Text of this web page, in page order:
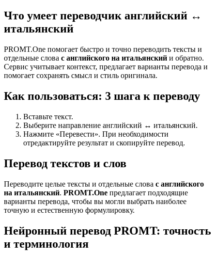
Что умеет переводчик английский ↔
итальянский
PROMT.One помогает быстро и точно переводить тексты и
отдельные слова с английского на итальянский и обратно.
Сервис учитывает контекст, предлагает варианты перевода и
помогает сохранять смысл и стиль оригинала.
Как пользоваться: 3 шага к переводу
Вставьте текст.
Выберите направление английский ↔ итальянский.
Нажмите «Перевести». При необходимости
отредактируйте результат и скопируйте перевод.
Перевод текстов и слов
Переводите целые тексты и отдельные слова с английского
на итальянский. PROMT.One предлагает подходящие
варианты перевода, чтобы вы могли выбрать наиболее
точную и естественную формулировку.
Нейронный перевод PROMT: точность
и терминология